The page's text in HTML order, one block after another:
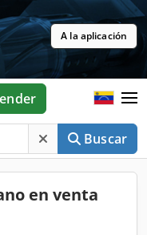
A la aplicación
Buscar
en venta